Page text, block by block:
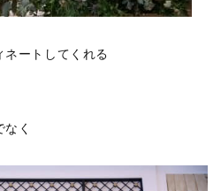
ネートしてくれる
く